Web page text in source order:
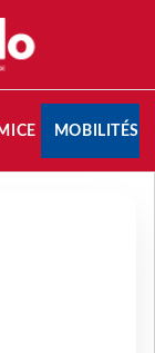
MOBILITÉS